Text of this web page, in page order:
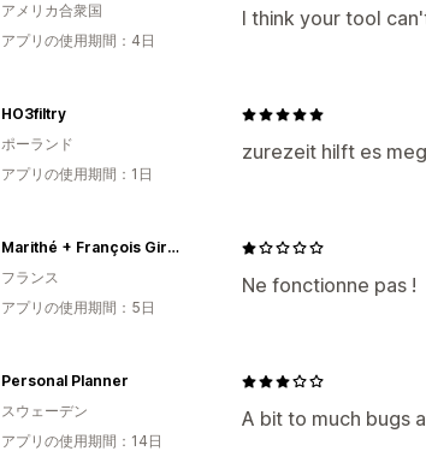
I think your tool
アメリカ合衆国
アプリの使用期間：4日
zurezeit hilft es
HO3filtry
ポーランド
アプリの使用期間：1日
Ne fonctionne pas !
Marithé + François Girbaud
フランス
アプリの使用期間：5日
A bit to much bugs
Personal Planner
スウェーデン
アプリの使用期間：14日